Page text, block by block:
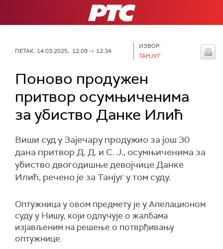
РТС
ПЕТАК, 14.03.2025, 12:09 -> 12:34
ИЗВОР:
ТАНЈУГ
Поново продужен
притвор осумњиченима
за убиство Данке Илић
Виши суд у Зајечару продужио за још 30
дана притвор Д. Д. и С. Ј., осумњиченима за
убиство двогодишње девојчице Данке
Илић, речено је за Танјуг у том суду.
Оптужница у овом предмету је у Апелационом
суду у Нишу, који одлучује о жалбама
изјављеним на решење о потврђивању
оптужнице.